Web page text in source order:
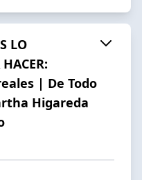
LO
| De Todo
Higareda